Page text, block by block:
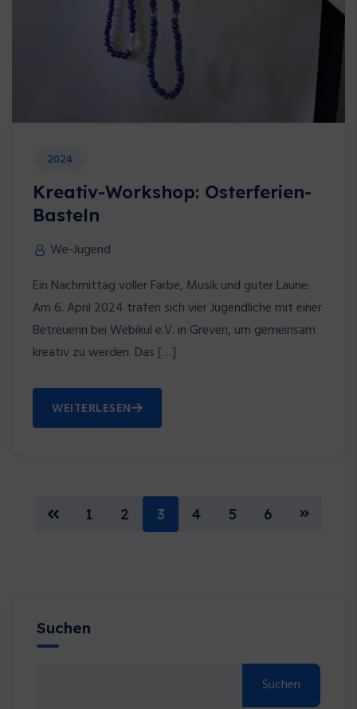
2024
Kreativ-Workshop: Osterferien-
Basteln
We-Jugend
Ein Nachmittag voller Farbe, Musik und guter Laune:
Am 6. April 2024 trafen sich vier Jugendliche mit einer
Betreuerin bei Webikul e.V. in Greven, um gemeinsam
kreativ zu werden. Das […]
WEITERLESEN
1 2 3 4 5 6
Suchen
Suchen